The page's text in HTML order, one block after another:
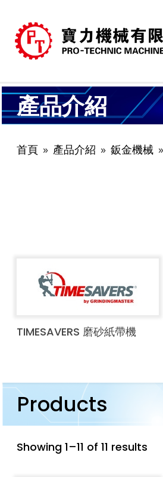
產品介紹
首頁 產品介紹 鈑金機械
TIMESAVERS 磨砂紙帶機
Products
Showing 1–11 of 11 results